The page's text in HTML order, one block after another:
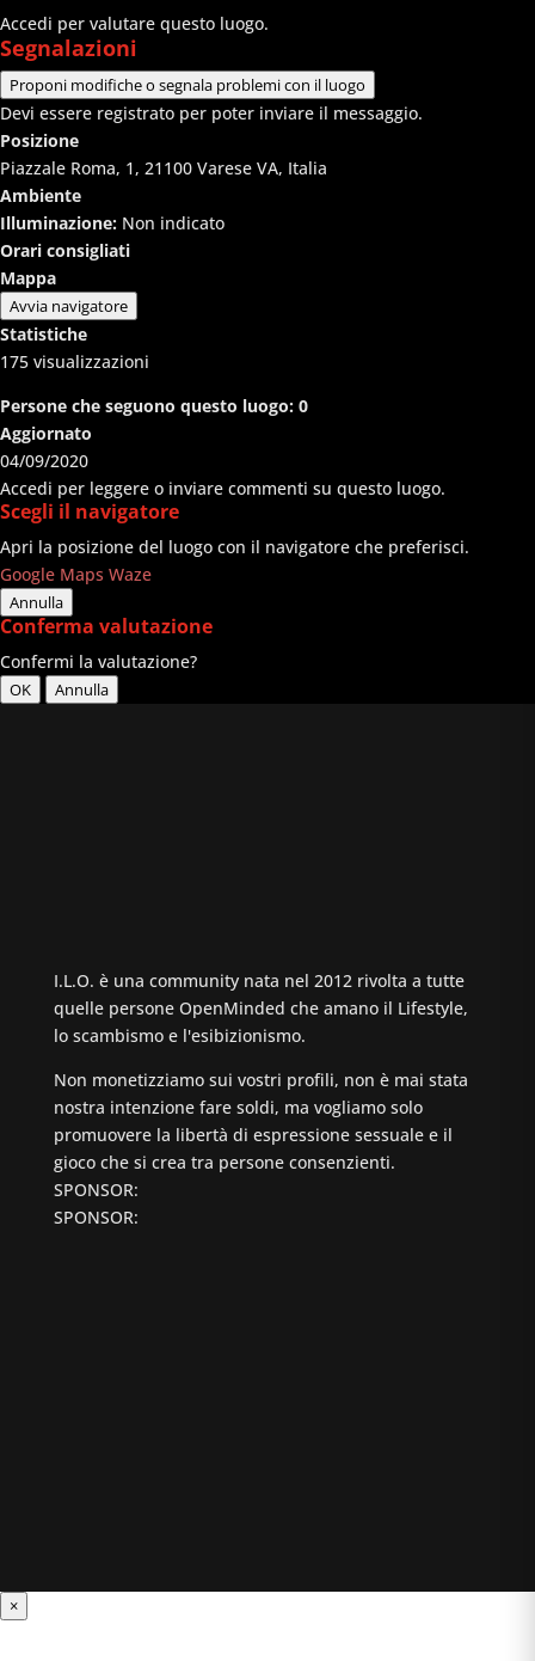
Accedi per valutare questo luogo.
Segnalazioni
Proponi modifiche o segnala problemi con il luogo
Devi essere registrato per poter inviare il messaggio.
Posizione
Piazzale Roma, 1, 21100 Varese VA, Italia
Ambiente
Illuminazione: Non indicato
Orari consigliati
Mappa
Avvia navigatore
Statistiche
175 visualizzazioni
Persone che seguono questo luogo: 0
Aggiornato
04/09/2020
Accedi per leggere o inviare commenti su questo luogo.
Scegli il navigatore
Apri la posizione del luogo con il navigatore che preferisci.
Google Maps Waze
Annulla
Conferma valutazione
Confermi la valutazione?
OK Annulla
I.L.O. è una community nata nel 2012 rivolta a tutte
quelle persone OpenMinded che amano il Lifestyle,
lo scambismo e l'esibizionismo.
Non monetizziamo sui vostri profili, non è mai stata
nostra intenzione fare soldi, ma vogliamo solo
promuovere la libertà di espressione sessuale e il
gioco che si crea tra persone consenzienti.
SPONSOR:
SPONSOR:
×